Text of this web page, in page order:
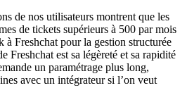
de nos utilisateurs montrent que les
de tickets supérieurs à 500 par mois
à Freshchat pour la gestion structurée
Freshchat est sa légèreté et sa rapidité
un paramétrage plus long,
avec un intégrateur si l’on veut